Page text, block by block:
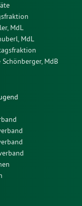
MdL
MdL
Schönberger, MdB